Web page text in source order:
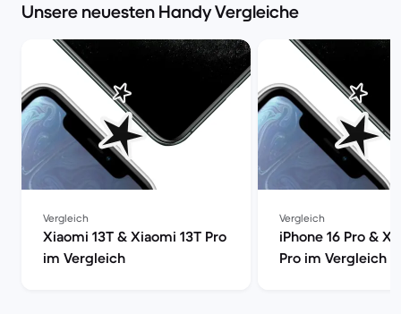
Unsere neuesten Handy Vergleiche
Vergleich
Xiaomi 13T & Xiaomi 13T Pro
im Vergleich
Vergleich
iPhone 16 Pro &
Pro im Vergleich